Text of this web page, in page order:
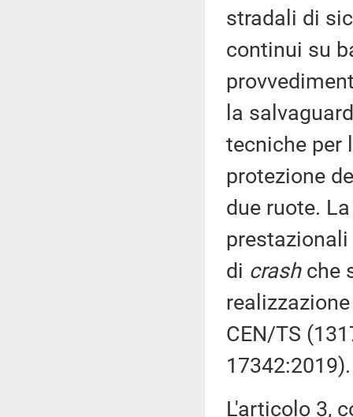
stradali di
continui su
la
tecniche per
protezione
due ruote.
di crashche
CEN/TS
17342:2019).
L'articolo 3,